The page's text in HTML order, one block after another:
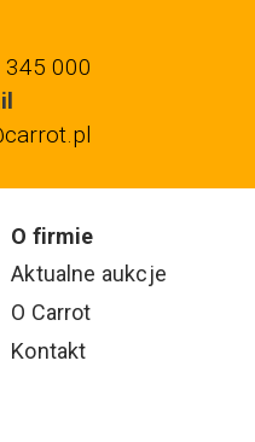
000
O firmie
Aktualne aukcje
O Carrot
Kontakt